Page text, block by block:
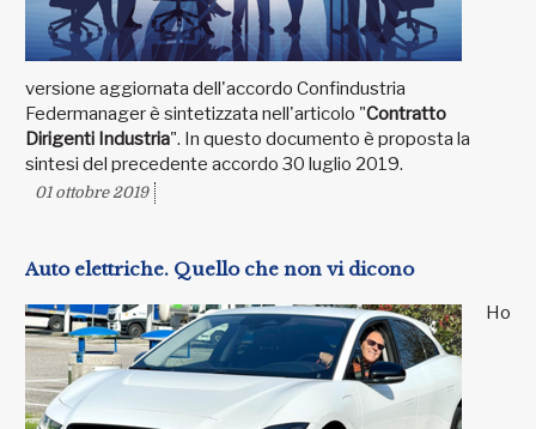
versione aggiornata dell'accordo Confindustria
Federmanager è sintetizzata nell'articolo "Contratto
Dirigenti Industria". In questo documento è proposta la
sintesi del precedente accordo 30 luglio 2019.
01 ottobre 2019
Auto elettriche. Quello che non vi dicono
Ho